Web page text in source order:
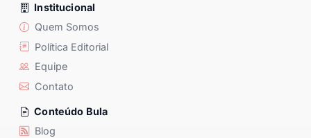
Institucional
Quem Somos
Política Editorial
Equipe
Contato
Conteúdo Bula
Blog